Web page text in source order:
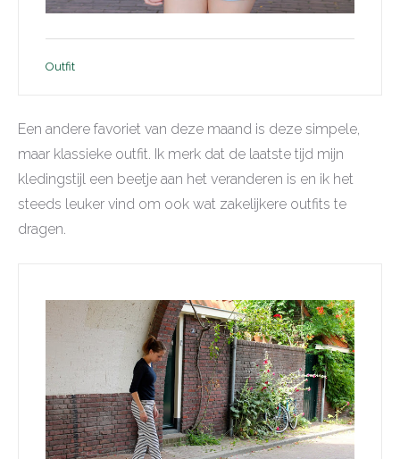
Outfit
Een andere favoriet van deze maand is deze simpele,
maar klassieke outfit. Ik merk dat de laatste tijd mijn
kledingstijl een beetje aan het veranderen is en ik het
steeds leuker vind om ook wat zakelijkere outfits te
dragen.